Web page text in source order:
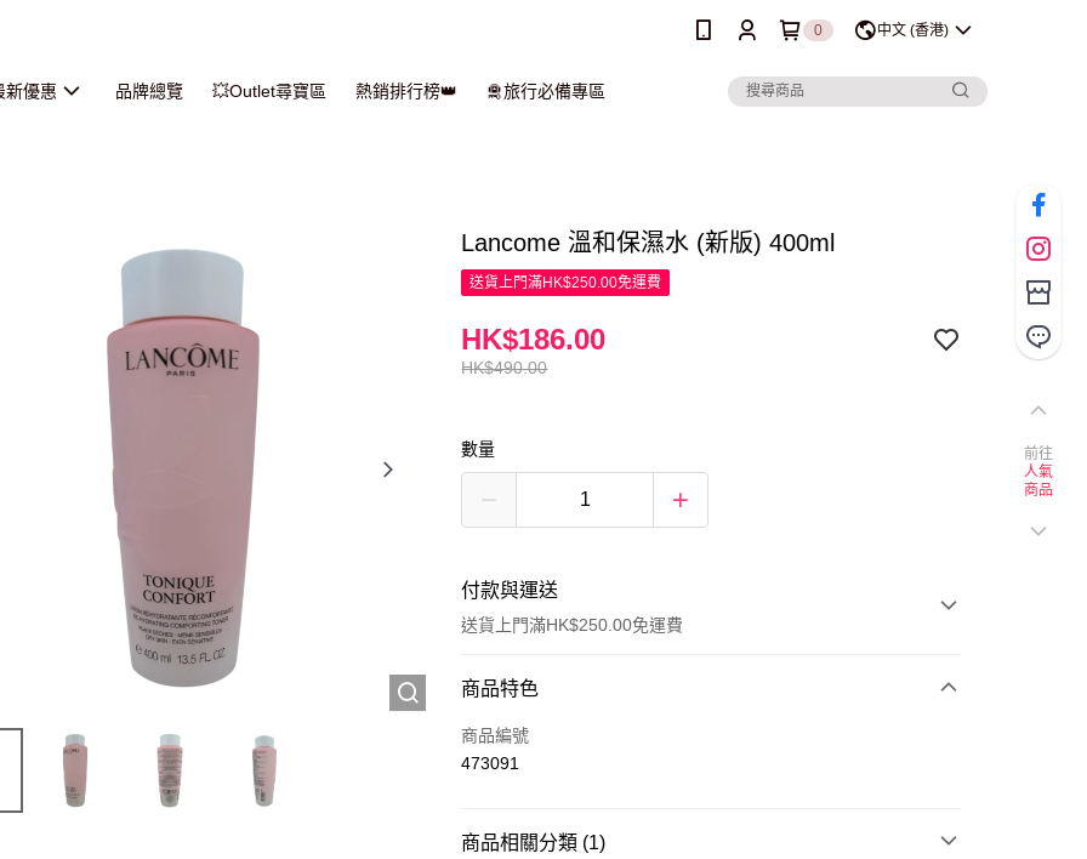
0 中文 (香港)
新優惠 品牌總覽 💥Outlet尋寶區 熱銷排行榜👑 🛅旅行必備專區
Lancome 溫和保濕水 (新版) 400ml
送貨上門滿HK$250.00免運費
HK$490.00
HK$186.00
數量
付款與運送
送貨上門滿HK$250.00免運費
付款方式
信用卡
商品特色
商品編號
473091
商品相關分類 (1)
前往
人氣
商品